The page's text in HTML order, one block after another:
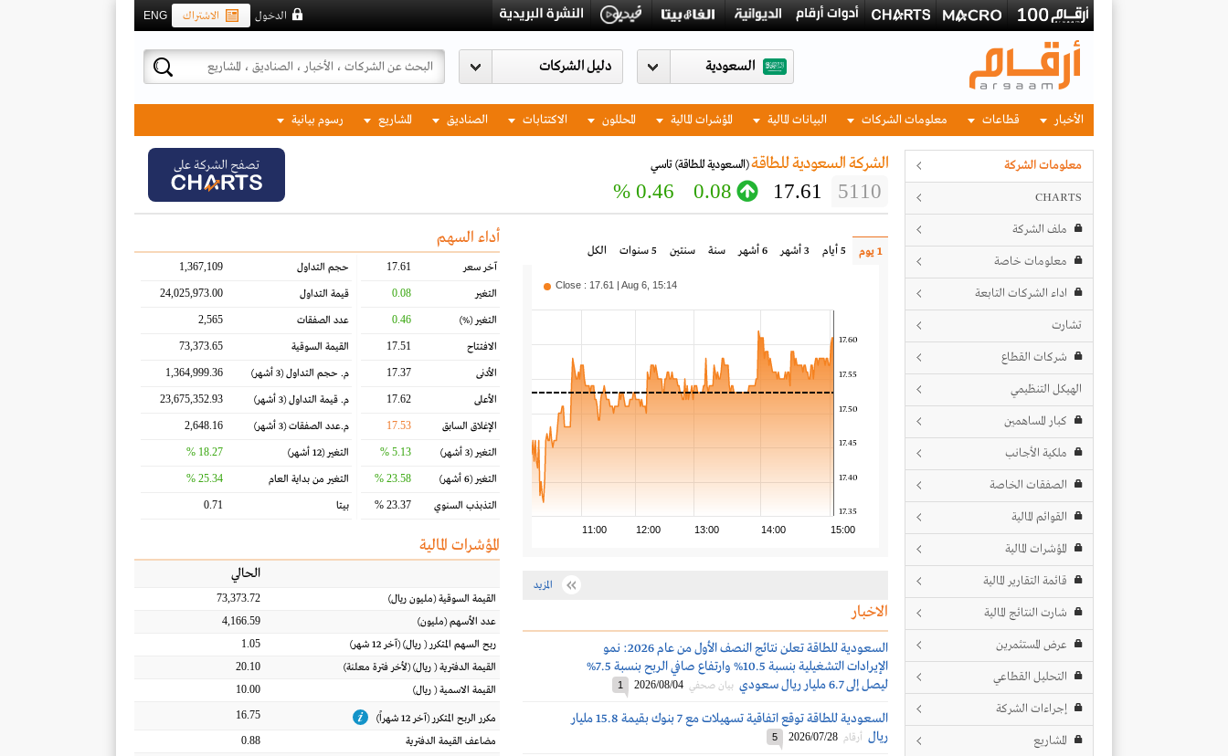
ENG الاشتراك الدخول
السعودية
الأخبار قطاعات معلومات الشركات البيانات المالية المؤشرات المالية المحللون الاكتتابات الصناديق المشاريع رسوم بيانية
معلومات الشركة
CHARTS
ملف الشركة
معلومات خاصة
اداء الشركات التابعة
تشارت
شركات القطاع
الهيكل التنظيمي
كبار المساهمين
ملكية الأجانب
الصفقات الخاصة
القوائم المالية
المؤشرات المالية
قائمة التقارير المالية
شارت النتائج المالية
عرض المستثمرين
التحليل القطاعي
إجراءات الشركة
المشاريع
الشركة السعودية للطاقة(السعودية للطاقة)تاسي
5110
17.61
0.08
0.46 %
تصفح الشركة على
1 يوم 5 أيام 3 أشهر 6 أشهر سنة سنتين 5 سنوات الكل
11:00 12:00 13:00 14:00 15:00
17.35
17.40
17.45
17.50
17.55
17.60
Close : 17.61 | Aug 6, 15:14
المزيد
الاخبار
السعودية للطاقة تعلن نتائج النصف الأول من عام 2026: نمو
الإيرادات التشغيلية بنسبة 10.5% وارتفاع صافي الربح بنسبة 7.5%
ليصل إلى 6.7 مليار ريال سعودي
بيان صحفي 2026/08/04
1
السعودية للطاقة توقع اتفاقية تسهيلات مع 7 بنوك بقيمة 15.8 مليار
ريال أرقام 2026/07/28
5
أداء السهم
آخر سعر 17.61
التغير 0.08
التغير(%)
0.46
الافتتاح 17.51
الأدنى 17.37
الأعلى 17.62
الإغلاق السابق 17.53
التغير(3 أشهر) 5.13 %
التغير(6 أشهر) 23.58 %
التذبذب السنوي 23.37 %
حجم التداول 1,367,109
قيمة التداول 24,025,973.00
عدد الصفقات 2,565
القيمة السوقية 73,373.65
م. حجم التداول(3 أشهر) 1,364,999.36
م. قيمة التداول(3 أشهر) 23,675,352.93
م.عدد الصفقات(3 أشهر) 2,648.16
التغير(12 أشهر) 18.27 %
التغير من بداية العام 25.34 %
بيتا 0.71
المؤشرات المالية
الحالي
القيمة السوقية(مليون ريال)
73,373.72
عدد الأسهم(مليون)
4,166.59
ربح السهم المتكرر( ريال) (آخر 12 شهر)
1.05
القيمة الدفترية( ريال) (لأخر فترة معلنة)
20.10
القيمة الاسمية( ريال)
10.00
مكرر الربح المتكرر (آخر 12 شهراً) 16.75
مضاعف القيمة الدفترية
0.88